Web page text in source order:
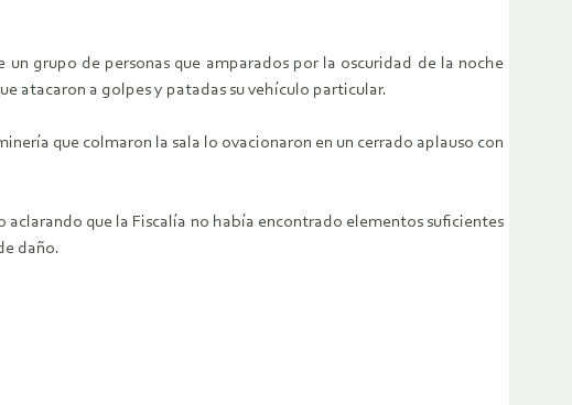
grupo de personas que amparados por la oscuridad de la noche
atacaron a golpes y patadas su vehículo particular.
que colmaron la sala lo ovacionaron en un cerrado aplauso con
que la Fiscalía no había encontrado elementos suficientes
daño.